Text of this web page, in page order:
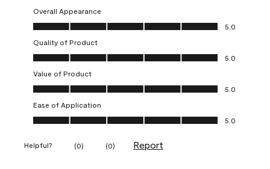
Overall Appearance
Overall Appearance, 5.0 out of 5
5.0
Quality of Product
Quality of Product, 5.0 out of 5
5.0
Value of Product
Value of Product, 5.0 out of 5
5.0
Ease of Application
Ease of Application, 5.0 out of 5
5.0
Helpful? (0) (0) Report